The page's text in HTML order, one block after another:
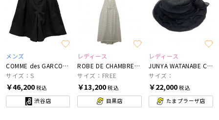
メンズ
COMME des GARCONS SHIRT
サイズ：S
￥46,200税込
渋谷店
レディース
ROBE DE CHAMBRE COMME DES GARCONS
サイズ：FREE
￥13,200税込
目黒店
レディース
JUNYA WATANABE COMME des GARCONS
サイズ：
￥22,000税込
たまプラーザ店